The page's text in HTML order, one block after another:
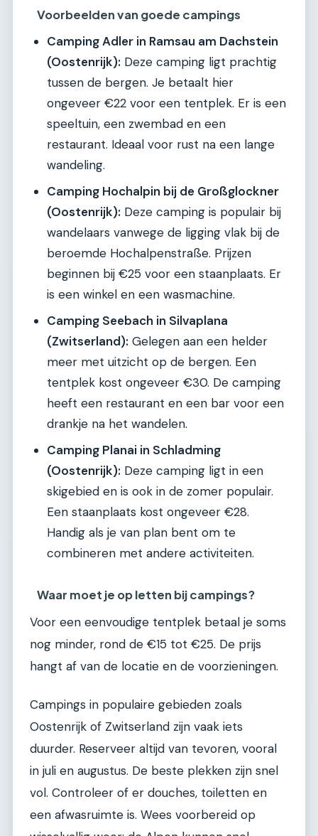
Voorbeelden van goede campings
Camping Adler in Ramsau am Dachstein
(Oostenrijk): Deze camping ligt prachtig
tussen de bergen. Je betaalt hier
ongeveer €22 voor een tentplek. Er is een
speeltuin, een zwembad en een
restaurant. Ideaal voor rust na een lange
wandeling.
Camping Hochalpin bij de Großglockner
(Oostenrijk): Deze camping is populair bij
wandelaars vanwege de ligging vlak bij de
beroemde Hochalpenstraße. Prijzen
beginnen bij €25 voor een staanplaats. Er
is een winkel en een wasmachine.
Camping Seebach in Silvaplana
(Zwitserland): Gelegen aan een helder
meer met uitzicht op de bergen. Een
tentplek kost ongeveer €30. De camping
heeft een restaurant en een bar voor een
drankje na het wandelen.
Camping Planai in Schladming
(Oostenrijk): Deze camping ligt in een
skigebied en is ook in de zomer populair.
Een staanplaats kost ongeveer €28.
Handig als je van plan bent om te
combineren met andere activiteiten.
Waar moet je op letten bij campings?
Voor een eenvoudige tentplek betaal je soms
nog minder, rond de €15 tot €25. De prijs
hangt af van de locatie en de voorzieningen.
Campings in populaire gebieden zoals
Oostenrijk of Zwitserland zijn vaak iets
duurder. Reserveer altijd van tevoren, vooral
in juli en augustus. De beste plekken zijn snel
vol. Controleer of er douches, toiletten en
een afwasruimte is. Wees voorbereid op